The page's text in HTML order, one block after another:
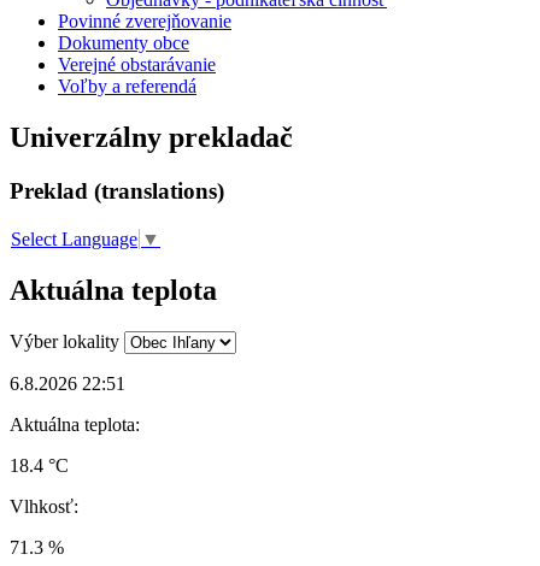
Povinné zverejňovanie
Dokumenty obce
Verejné obstarávanie
Voľby a referendá
Univerzálny prekladač
Preklad (translations)
Select Language ▼
Aktuálna teplota
Výber lokality
6.8.2026 22:51
Aktuálna teplota:
18.4 °C
Vlhkosť:
71.3 %